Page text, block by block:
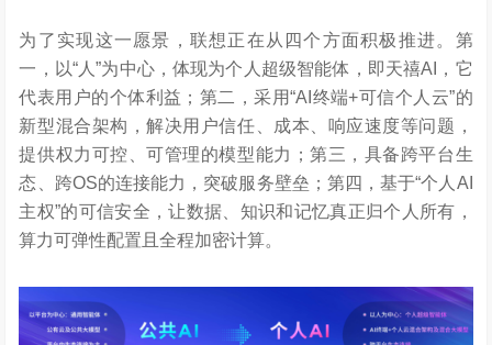
为了实现这一愿景，联想正在从四个方面积极推进。第
一，以“人”为中心，体现为个人超级智能体，即天禧AI，它
代表用户的个体利益；第二，采用“AI终端+可信个人云”的
新型混合架构，解决用户信任、成本、响应速度等问题，
提供权力可控、可管理的模型能力；第三，具备跨平台生
态、跨OS的连接能力，突破服务壁垒；第四，基于“个人AI
主权”的可信安全，让数据、知识和记忆真正归个人所有，
算力可弹性配置且全程加密计算。